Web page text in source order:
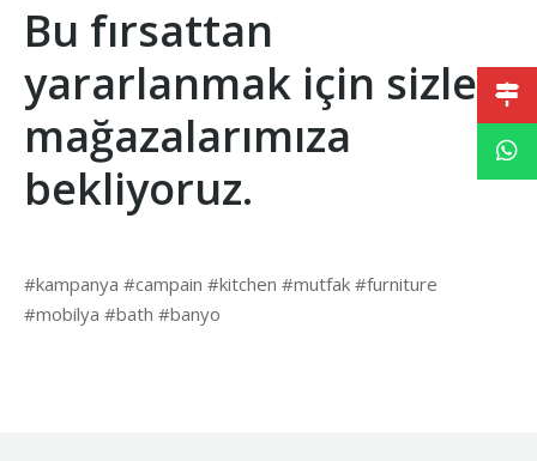
Bu fırsattan
yararlanmak için sizleri
mağazalarımıza
bekliyoruz.
#kampanya #campain #kitchen #mutfak #furniture
#mobilya #bath #banyo